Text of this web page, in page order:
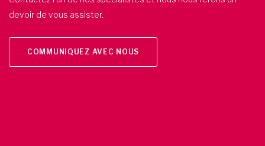
devoir de vous assister.
COMMUNIQUEZ AVEC NOUS